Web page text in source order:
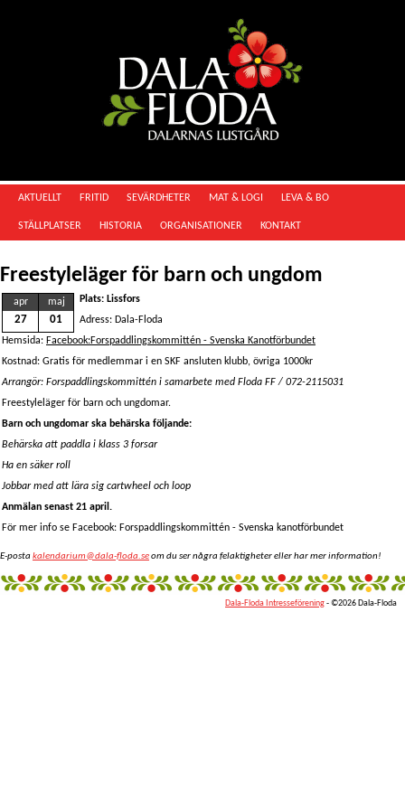
AKTUELLT FRITID SEVÄRDHETER MAT & LOGI LEVA & BO
STÄLLPLATSER HISTORIA ORGANISATIONER KONTAKT
Freestyleläger för barn och ungdom
apr
27
maj
01
Plats: Lissfors
Adress: Dala-Floda
Hemsida: Facebook:Forspaddlingskommittén - Svenska Kanotförbundet
Kostnad: Gratis för medlemmar i en SKF ansluten klubb, övriga 1000kr
Arrangör: Forspaddlingskommittén i samarbete med Floda FF / 072-2115031
Freestyleläger för barn och ungdomar.
Barn och ungdomar ska behärska följande:
Behärska att paddla i klass 3 forsar
Ha en säker roll
Jobbar med att lära sig cartwheel och loop
Anmälan senast 21 april.
För mer info se Facebook: Forspaddlingskommittén - Svenska kanotförbundet
E-postakalendarium@dala-floda.seom du ser några felaktigheter eller har mer information!
Dala-Floda Intresseförening- ©2026 Dala-Floda